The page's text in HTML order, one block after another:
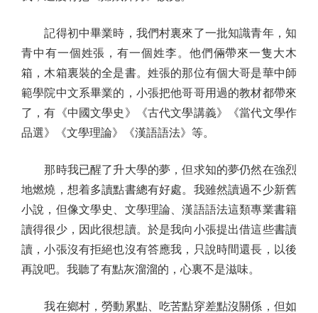
記得初中畢業時，我們村裏來了一批知識青年，知
青中有一個姓張，有一個姓李。他們倆帶來一隻大木
箱，木箱裏裝的全是書。姓張的那位有個大哥是華中師
範學院中文系畢業的，小張把他哥哥用過的教材都帶來
了，有《中國文學史》《古代文學講義》《當代文學作
品選》《文學理論》《漢語語法》等。
那時我已醒了升大學的夢，但求知的夢仍然在強烈
地燃燒，想着多讀點書總有好處。我雖然讀過不少新舊
小說，但像文學史、文學理論、漢語語法這類專業書籍
讀得很少，因此很想讀。於是我向小張提出借這些書讀
讀，小張沒有拒絕也沒有答應我，只說時間還長，以後
再說吧。我聽了有點灰溜溜的，心裏不是滋味。
我在鄉村，勞動累點、吃苦點穿差點沒關係，但如